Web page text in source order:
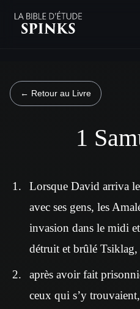
← Retour au Livre
1
Lorsque David arriva
avec ses gens, les
invasion dans le midi
détruit et brûlé Tsiklag,
après avoir fait
ceux qui s’y